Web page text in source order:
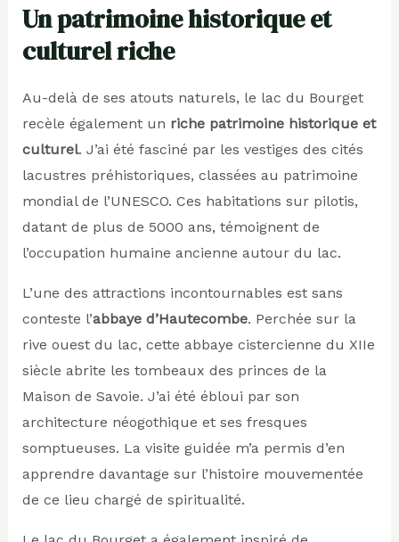
Un patrimoine historique et
culturel riche
Au-delà de ses atouts naturels, le lac du Bourget
recèle également un riche patrimoine historique et
culturel. J’ai été fasciné par les vestiges des cités
lacustres préhistoriques, classées au patrimoine
mondial de l’UNESCO. Ces habitations sur pilotis,
datant de plus de 5000 ans, témoignent de
l’occupation humaine ancienne autour du lac.
L’une des attractions incontournables est sans
conteste l’abbaye d’Hautecombe. Perchée sur la
rive ouest du lac, cette abbaye cistercienne du XIIe
siècle abrite les tombeaux des princes de la
Maison de Savoie. J’ai été ébloui par son
architecture néogothique et ses fresques
somptueuses. La visite guidée m’a permis d’en
apprendre davantage sur l’histoire mouvementée
de ce lieu chargé de spiritualité.